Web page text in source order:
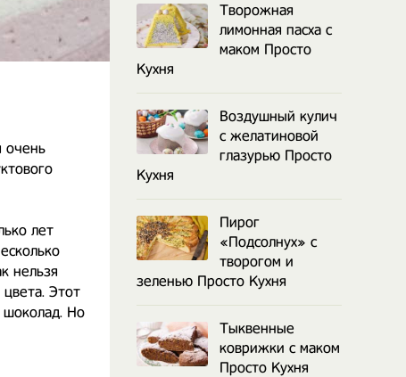
очень
лет
нельзя
Этот
шоколад. Но
Творожная
лимонная пасха с
маком Просто
Кухня
Воздушный кулич
с желатиновой
глазурью Просто
Кухня
Пирог
«Подсолнух» с
творогом и
зеленью Просто Кухня
Тыквенные
коврижки с маком
Просто Кухня